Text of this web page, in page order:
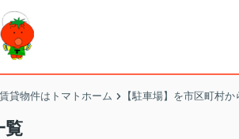
貸物件はトマトホーム 【駐車場】を市区町村か
覧